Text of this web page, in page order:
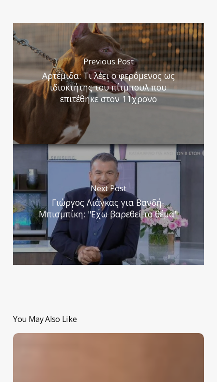
Previous Post
Αρτέμιδα: Τι λέει ο φερόμενος ως
ιδιοκτήτης του πίτμπουλ που
επιτέθηκε στον 11χρονο
Next Post
Γιώργος Λιάγκας για Βανδή-
Μπισμπίκη: "Εχω βαρεθεί το θέμα"
You May Also Like